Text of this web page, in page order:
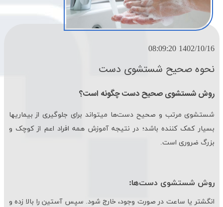
1402/10/16 08:09:20
نحوه صحیح شستشوی دست
روش شستشوی صحیح دست چگونه است؟
شستشوی مرتب و صحیح دست­‌ها می­تواند برای جلوگیری از بیماری­ها
بسیار کمک کننده باشد؛ در نتیجه آموزش همه افراد اعم از کوچک و
بزرگ ضروری است.
روش شستشوی دست‌ها:
انگشتر یا ساعت در صورت وجود، خارج شود. سپس آستین را بالا زده و